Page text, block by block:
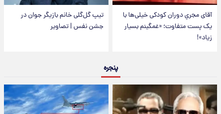
آقای مجریِ دوران کودکی خیلی‌ها با
یک پست متفاوت؛ «غمگینم بسیار
زیاد»!
تیپ گل‌گلی خانم بازیگر جوان در
جشن نفس | تصاویر
پنجره